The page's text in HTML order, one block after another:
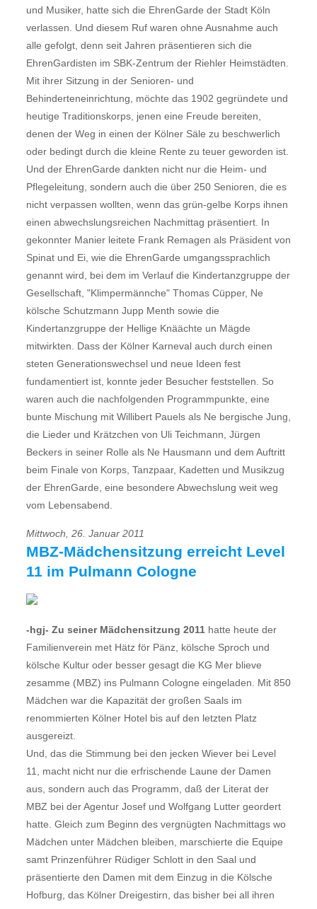
und Musiker, hatte sich die EhrenGarde der Stadt Köln
verlassen. Und diesem Ruf waren ohne Ausnahme auch
alle gefolgt, denn seit Jahren präsentieren sich die
EhrenGardisten im SBK-Zentrum der Riehler Heimstädten.
Mit ihrer Sitzung in der Senioren- und
Behinderteneinrichtung, möchte das 1902 gegründete und
heutige Traditionskorps, jenen eine Freude bereiten,
denen der Weg in einen der Kölner Säle zu beschwerlich
oder bedingt durch die kleine Rente zu teuer geworden ist.
Und der EhrenGarde dankten nicht nur die Heim- und
Pflegeleitung, sondern auch die über 250 Senioren, die es
nicht verpassen wollten, wenn das grün-gelbe Korps ihnen
einen abwechslungsreichen Nachmittag präsentiert. In
gekonnter Manier leitete Frank Remagen als Präsident von
Spinat und Ei, wie die EhrenGarde umgangssprachlich
genannt wird, bei dem im Verlauf die Kindertanzgruppe der
Gesellschaft, "Klimpermännche" Thomas Cüpper, Ne
kölsche Schutzmann Jupp Menth sowie die
Kindertanzgruppe der Hellige Knäächte un Mägde
mitwirkten. Dass der Kölner Karneval auch durch einen
steten Generationswechsel und neue Ideen fest
fundamentiert ist, konnte jeder Besucher feststellen. So
waren auch die nachfolgenden Programmpunkte, eine
bunte Mischung mit Willibert Pauels als Ne bergische Jung,
die Lieder und Krätzchen von Uli Teichmann, Jürgen
Beckers in seiner Rolle als Ne Hausmann und dem Auftritt
beim Finale von Korps, Tanzpaar, Kadetten und Musikzug
der EhrenGarde, eine besondere Abwechslung weit weg
vom Lebensabend.
Mittwoch, 26. Januar 2011
MBZ-Mädchensitzung erreicht Level
11 im Pulmann Cologne
-hgj- Zu seiner Mädchensitzung 2011hatte heute der
Familienverein met Hätz för Pänz, kölsche Sproch und
kölsche Kultur oder besser gesagt die KG Mer blieve
zesamme (MBZ) ins Pulmann Cologne eingeladen. Mit 850
Mädchen war die Kapazität der großen Saals im
renommierten Kölner Hotel bis auf den letzten Platz
ausgereizt.
Und, das die Stimmung bei den jecken Wiever bei Level
11, macht nicht nur die erfrischende Laune der Damen
aus, sondern auch das Programm, daß der Literat der
MBZ bei der Agentur Josef und Wolfgang Lutter geordert
hatte. Gleich zum Beginn des vergnügten Nachmittags wo
Mädchen unter Mädchen bleiben, marschierte die Equipe
samt Prinzenführer Rüdiger Schlott in den Saal und
präsentierte den Damen mit dem Einzug in die Kölsche
Hofburg, das Kölner Dreigestirn, das bisher bei all ihren